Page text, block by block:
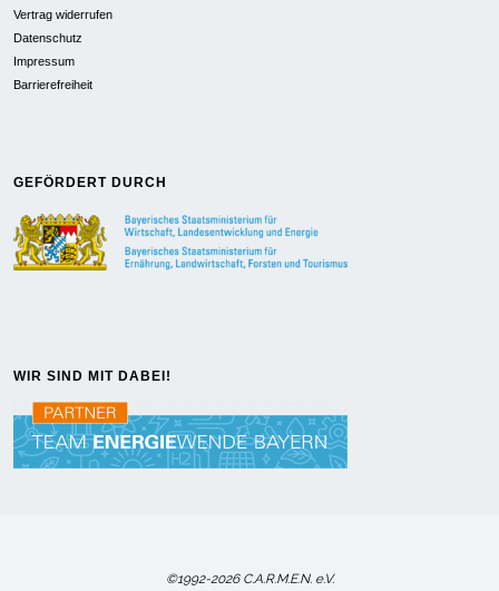
Vertrag widerrufen
Datenschutz
Impressum
Barrierefreiheit
GEFÖRDERT DURCH
WIR SIND MIT DABEI!
©1992-2026 C.A.R.M.E.N. e.V.